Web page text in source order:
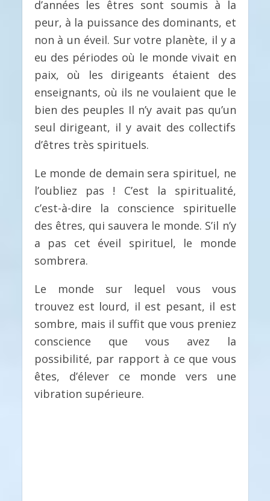
d’années les êtres sont soumis à la
peur, à la puissance des dominants, et
non à un éveil. Sur votre planète, il y a
eu des périodes où le monde vivait en
paix, où les dirigeants étaient des
enseignants, où ils ne voulaient que le
bien des peuples Il n’y avait pas qu’un
seul dirigeant, il y avait des collectifs
d’êtres très spirituels.
Le monde de demain sera spirituel, ne
l’oubliez pas ! C’est la spiritualité,
c’est-à-dire la conscience spirituelle
des êtres, qui sauvera le monde. S’il n’y
a pas cet éveil spirituel, le monde
sombrera.
Le monde sur lequel vous vous
trouvez est lourd, il est pesant, il est
sombre, mais il suffit que vous preniez
conscience que vous avez la
possibilité, par rapport à ce que vous
êtes, d’élever ce monde vers une
vibration supérieure.